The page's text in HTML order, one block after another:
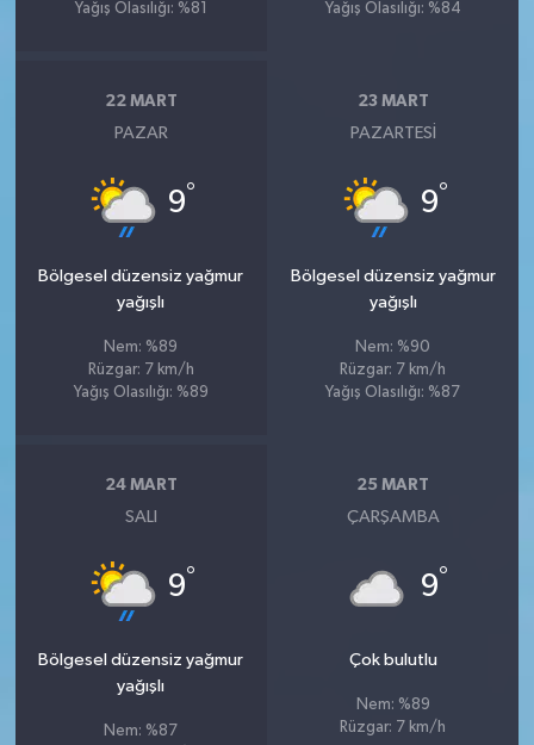
Yağış Olasılığı: %81
Yağış Olasılığı: %84
22 MART
PAZAR
9°
Bölgesel düzensiz yağmur
yağışlı
Nem: %89
Rüzgar: 7 km/h
Yağış Olasılığı: %89
23 MART
PAZARTESI
9°
Bölgesel düzensiz yağmur
yağışlı
Nem: %90
Rüzgar: 7 km/h
Yağış Olasılığı: %87
24 MART
SALI
9°
Bölgesel düzensiz yağmur
yağışlı
Nem: %87
25 MART
ÇARŞAMBA
9°
Çok bulutlu
Nem: %89
Rüzgar: 7 km/h